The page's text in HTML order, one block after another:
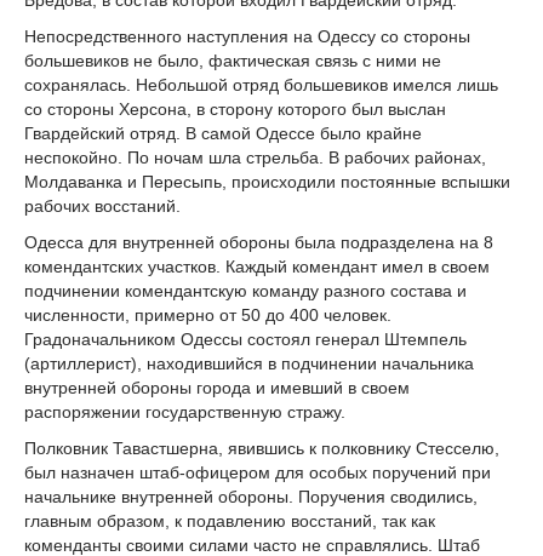
Непосредственного наступления на Одессу со стороны
большевиков не было, фактическая связь с ними не
сохранялась. Небольшой отряд большевиков имелся лишь
со стороны Херсона, в сторону которого был выслан
Гвардейский отряд. В самой Одессе было крайне
неспокойно. По ночам шла стрельба. В рабочих районах,
Молдаванка и Пересыпь, происходили постоянные вспышки
рабочих восстаний.
Одесса для внутренней обороны была подразделена на 8
комендантских участков. Каждый комендант имел в своем
подчинении комендантскую команду разного состава и
численности, примерно от 50 до 400 человек.
Градоначальником Одессы состоял генерал Штемпель
(артиллерист), находившийся в подчинении начальника
внутренней обороны города и имевший в своем
распоряжении государственную стражу.
Полковник Тавастшерна, явившись к полковнику Стесселю,
был назначен штаб-офицером для особых поручений при
начальнике внутренней обороны. Поручения сводились,
главным образом, к подавлению восстаний, так как
коменданты своими силами часто не справлялись. Штаб